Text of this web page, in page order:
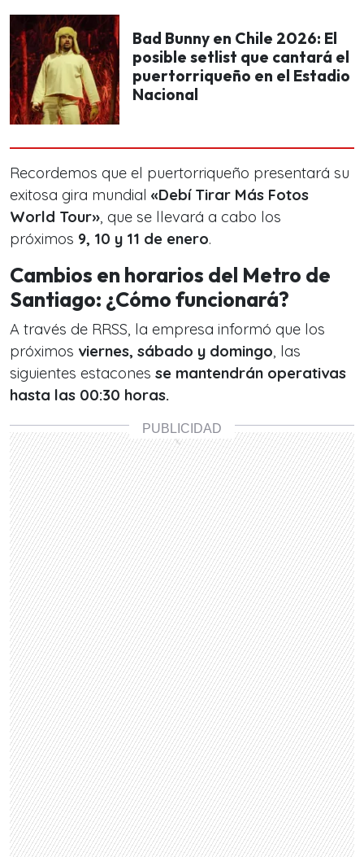
Bad Bunny en Chile 2026: El
posible setlist que cantará el
puertorriqueño en el Estadio
Nacional
Recordemos que el puertorriqueño presentará su
exitosa gira mundial «Debí Tirar Más Fotos
World Tour», que se llevará a cabo los
próximos 9, 10 y 11 de enero.
Cambios en horarios del Metro de
Santiago: ¿Cómo funcionará?
A través de RRSS, la empresa informó que los
próximos viernes, sábado y domingo, las
siguientes estacones se mantendrán operativas
hasta las 00:30 horas.